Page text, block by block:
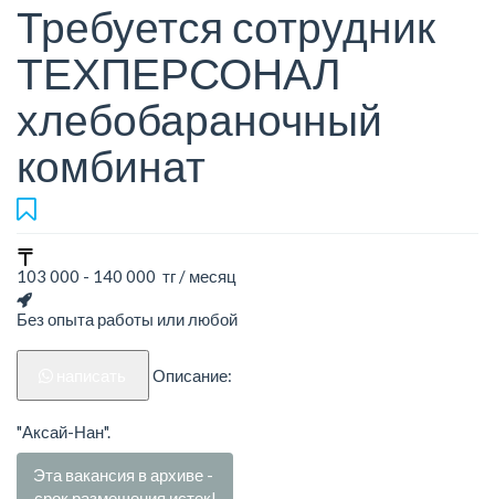
Требуется сотрудник
ТЕХПЕРСОНАЛ
хлебобараночный
комбинат
103 000 - 140 000 тг / месяц
Без опыта работы или любой
Описание:
"Аксай-Нан".
Эта вакансия в архиве -